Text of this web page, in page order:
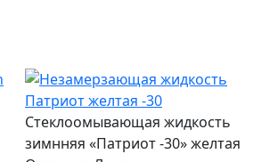
Стеклоомывающая жидкость
зимнняя «Патриот -30» желтая